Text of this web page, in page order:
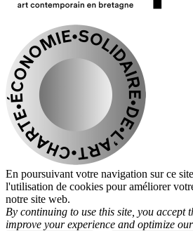
En poursuivant votre navigation sur ce
l'utilisation de cookies pour améliorer
notre site web.
By continuing to use this site, you accept
improve your experience and optimize